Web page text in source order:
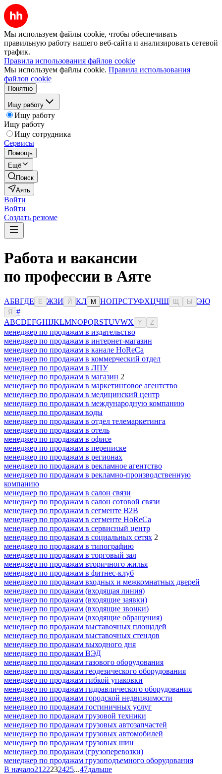
Мы используем файлы cookie, чтобы обеспечивать
правильную работу нашего веб-сайта и анализировать сетевой
трафик.
Правила использования файлов cookie
Мы используем файлы cookie. Правила использования
файлов cookie
Понятно
Ищу работу
Ищу работу
Ищу работу
Ищу сотрудника
Сервисы
Помощь
Ещё
Поиск
Аять
Войти
Войти
Создать резюме
Работа и вакансии
по профессии в Аяте
АБВГДЕ Ё ЖЗИ Й КЛ М НОПРСТУФХЦЧШ Ы ЭЮ
Я
#
ABCDEFGHIJKLMNOPQRSTUVWX Y Z
менеджер по продажам в издательство
менеджер по продажам в интернет-магазин
менеджер по продажам в канале HoReCa
менеджер по продажам в коммерческий отдел
менеджер по продажам в ЛПУ
менеджер по продажам в магазин 2
менеджер по продажам в маркетинговое агентство
менеджер по продажам в медицинский центр
менеджер по продажам в международную компанию
менеджер по продажам воды
менеджер по продажам в отдел телемаркетинга
менеджер по продажам в отель
менеджер по продажам в офисе
менеджер по продажам в переписке
менеджер по продажам в регионах
менеджер по продажам в рекламное агентство
менеджер по продажам в рекламно-производственную
компанию
менеджер по продажам в салон связи
менеджер по продажам в салон сотовой связи
менеджер по продажам в сегменте B2B
менеджер по продажам в сегменте HoReCa
менеджер по продажам в сервисный центр
менеджер по продажам в социальных сетях 2
менеджер по продажам в типографию
менеджер по продажам в торговый зал
менеджер по продажам вторичного жилья
менеджер по продажам в фитнес-клуб
менеджер по продажам входных и межкомнатных дверей
менеджер по продажам (входящая линия)
менеджер по продажам (входящие заявки)
менеджер по продажам (входящие звонки)
менеджер по продажам (входящие обращения)
менеджер по продажам выставочных площадей
менеджер по продажам выставочных стендов
менеджер по продажам выходного дня
менеджер по продажам ВЭД
менеджер по продажам газового оборудования
менеджер по продажам геодезического оборудования
менеджер по продажам гибкой упаковки
менеджер по продажам гидравлического оборудования
менеджер по продажам городской недвижимости
менеджер по продажам гостиничных услуг
менеджер по продажам грузовой техники
менеджер по продажам грузовых автозапчастей
менеджер по продажам грузовых автомобилей
менеджер по продажам грузовых шин
менеджер по продажам (грузоперевозки)
менеджер по продажам грузоподъемного оборудования
В начало21 22232425...47дальше